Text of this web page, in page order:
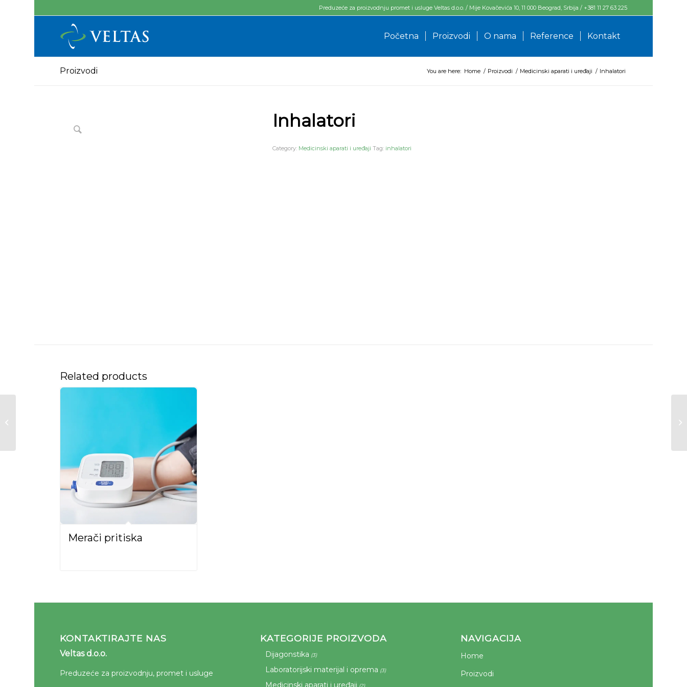
Preduzeće za proizvodnju promet i usluge Veltas d.o.o. / Mije Kovačevića 10, 11 000 Beograd, Srbija / +381 11 27 63 225
Početna Proizvodi O nama Reference Kontakt
Proizvodi You are here: Home / Proizvodi / Medicinski aparati i uređaji / Inhalatori
Inhalatori
Category: Medicinski aparati i uređaji Tag: inhalatori
Related products
Merači pritiska
KONTAKTIRAJTE NAS
Veltas d.o.o.
Preduzeće za proizvodnju, promet i usluge
KATEGORIJE PROIZVODA
Dijagonstika (3)
Laboratorijski materijal i oprema (3)
Medicinski aparati i uređaji
NAVIGACIJA
Home
Proizvodi